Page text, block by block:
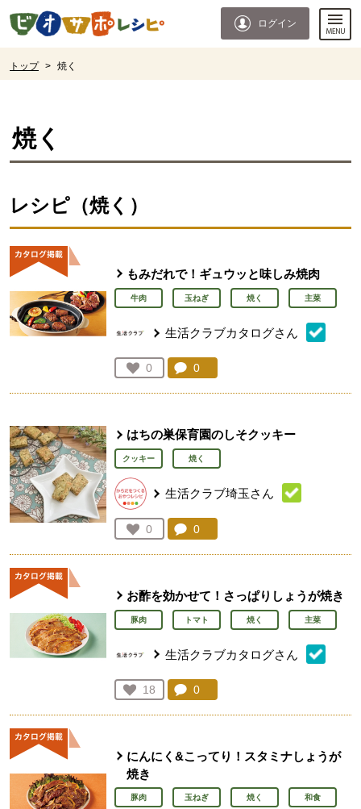
ページの先頭です。
ログイン
トップ > 焼く
焼く
レシピ（焼く）
もみだれで！ギュウッと味しみ焼肉
牛肉 玉ねぎ 焼く 主菜
生活クラブカタログさん
お気に入り登録：
0
人が登録
コメント：
0
はちの巣保育園のしそクッキー
クッキー 焼く
生活クラブ埼玉さん
お気に入り登録：
0
人が登録
コメント：
0
お酢を効かせて！さっぱりしょうが焼き
豚肉 トマト 焼く 主菜
生活クラブカタログさん
お気に入り登録：
18
人が登録
コメント：
0
にんにく&こってり！スタミナしょうが
焼き
豚肉 玉ねぎ 焼く 和食